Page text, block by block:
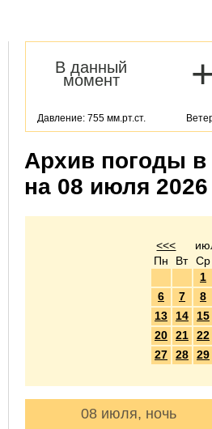
В данный
момент
Давление: 755 мм.рт.ст.
Архив погоды в
на 08 июля 2026
<<<
Пн
Вт Ср
1
6
7
8
13
14
15
20
21
22
27
28 29
08 июля, ночь